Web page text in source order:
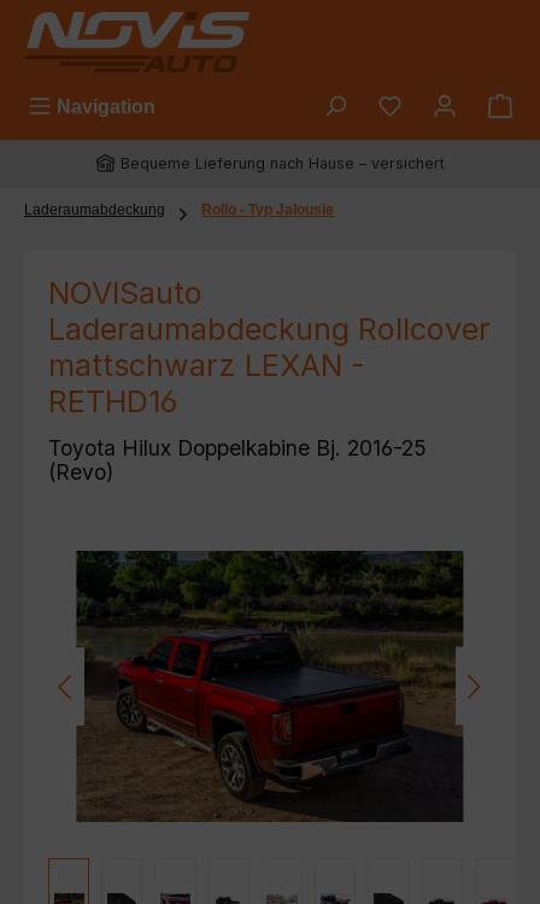
Zum Hauptinhalt springen
Navigation Du hast 0
Bequeme Lieferung nach Hause – versichert
Laderaumabdeckung Rollo - Typ Jalousie
NOVISauto
Laderaumabdeckung Rollcover
mattschwarz LEXAN -
RETHD16
Toyota Hilux Doppelkabine Bj. 2016-25
(Revo)
Bildergalerie überspringen